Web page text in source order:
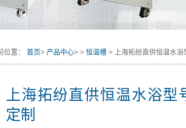
位置： 首页> 产品中心> > 恒温槽 > 上海拓纷直供恒温水浴
上海拓纷直供恒温水浴型
定制